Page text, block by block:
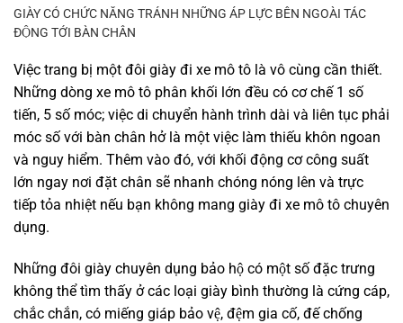
GIÀY CÓ CHỨC NĂNG TRÁNH NHỮNG ÁP LỰC BÊN NGOÀI TÁC
ĐỘNG TỚI BÀN CHÂN
Việc trang bị một đôi giày đi xe mô tô là vô cùng cần thiết.
Những dòng xe mô tô phân khối lớn đều có cơ chế 1 số
tiến, 5 số móc; việc di chuyển hành trình dài và liên tục phải
móc số với bàn chân hở là một việc làm thiếu khôn ngoan
và nguy hiểm. Thêm vào đó, với khối động cơ công suất
lớn ngay nơi đặt chân sẽ nhanh chóng nóng lên và trực
tiếp tỏa nhiệt nếu bạn không mang giày đi xe mô tô chuyên
dụng.
Những đôi giày chuyên dụng bảo hộ có một số đặc trưng
không thể tìm thấy ở các loại giày bình thường là cứng cáp,
chắc chắn, có miếng giáp bảo vệ, đệm gia cố, đế chống